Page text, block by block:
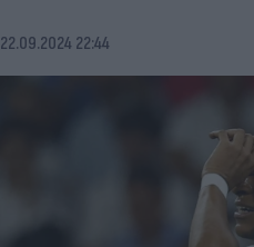
22.09.2024 22:44